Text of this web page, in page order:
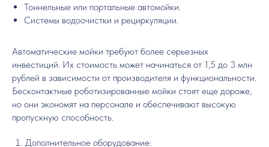
Тоннельные или портальные автомойки.
Системы водоочистки и рециркуляции.
Автоматические мойки требуют более серьезных
инвестиций. Их стоимость может начинаться от 1,5 до 3 млн
рублей в зависимости от производителя и функциональности.
Бесконтактные роботизированные мойки стоят еще дороже,
но они экономят на персонале и обеспечивают высокую
пропускную способность.
Дополнительное оборудование: